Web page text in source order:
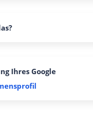
Sie, Ihre Preise und
in der Google Suche, in
Ihres Google